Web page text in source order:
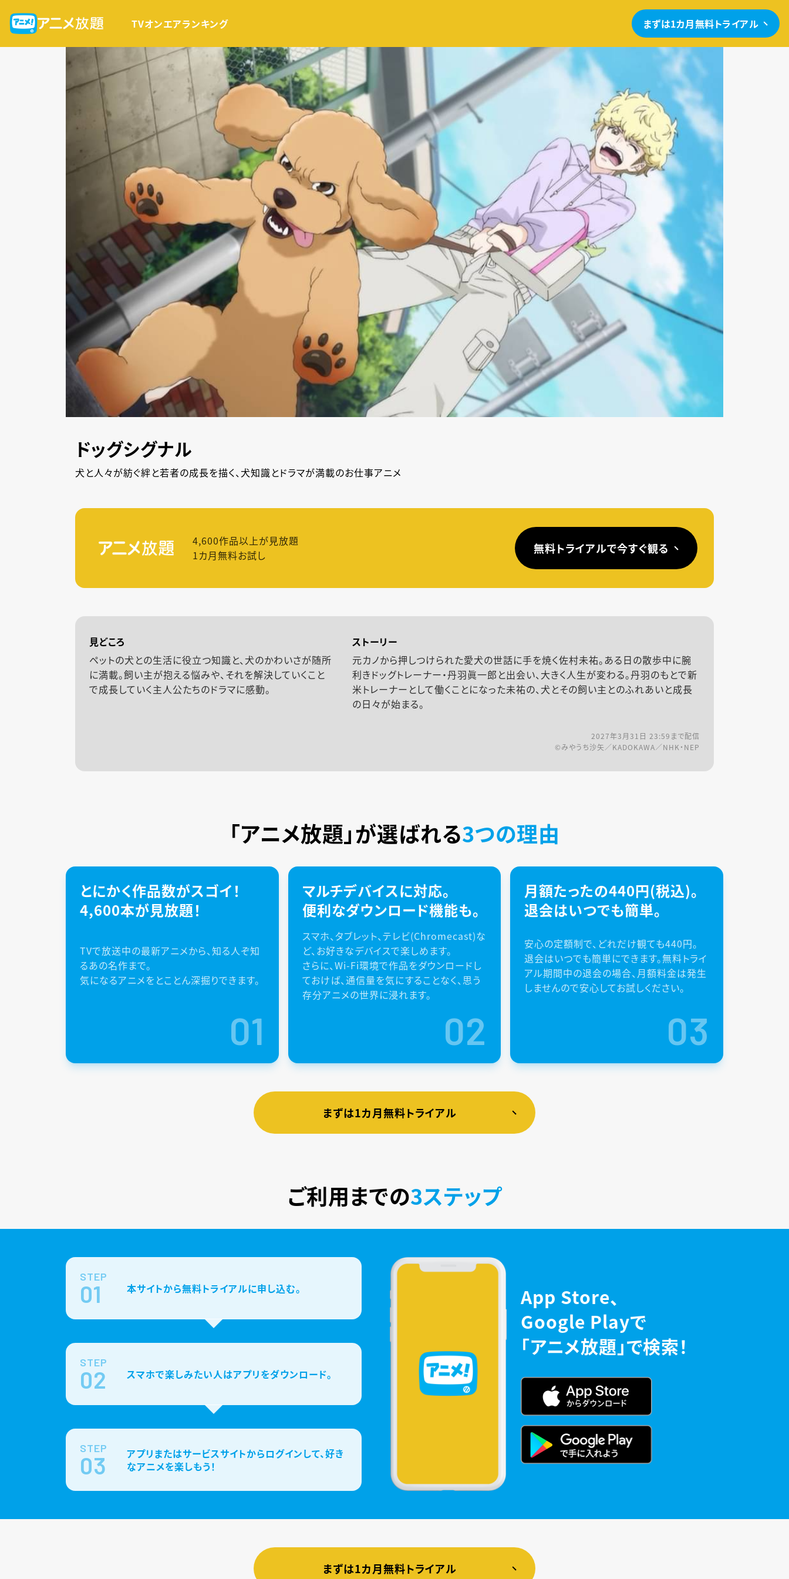
TVオンエアランキング まずは1カ月無料トライアル
ドッグシグナル
犬と人々が紡ぐ絆と若者の成長を描く、犬知識とドラマが満載のお仕事アニメ
4,600作品以上が見放題
1カ月無料お試し
無料トライアルで今すぐ観る
見どころ
ペットの犬との生活に役立つ知識と、犬のかわいさが随所
に満載。飼い主が抱える悩みや、それを解決していくこと
で成長していく主人公たちのドラマに感動。
ストーリー
元カノから押しつけられた愛犬の世話に手を焼く佐村未祐。ある日の散歩中に腕
利きドッグトレーナー・丹羽眞一郎と出会い、大きく人生が変わる。丹羽のもとで新
米トレーナーとして働くことになった未祐の、犬とその飼い主とのふれあいと成長
の日々が始まる。
2027年3月31日 23:59 まで配信
©みやうち沙矢／KADOKAWA／NHK・NEP
「アニメ放題」が選ばれる3つの理由
とにかく作品数がスゴイ！
4,600本が見放題！
TVで放送中の最新アニメから、知る人ぞ知
るあの名作まで。
気になるアニメをとことん深掘りできます。
01
マルチデバイスに対応。
便利なダウンロード機能も。
スマホ、タブレット、テレビ(Chromecast)な
ど、お好きなデバイスで楽しめます。
さらに、Wi-Fi環境で作品をダウンロードし
ておけば、通信量を気にすることなく、思う
存分アニメの世界に浸れます。
02
月額たったの440円(税込)。
退会はいつでも簡単。
安心の定額制で、どれだけ観ても440円。
退会はいつでも簡単にできます。無料トライ
アル期間中の退会の場合、月額料金は発生
しませんので安心してお試しください。
03
まずは1カ月無料トライアル
ご利用までの3ステップ
STEP
01 本サイトから無料トライアルに申し込む。
STEP
02 スマホで楽しみたい人はアプリをダウンロード。
STEP
03
アプリまたはサービスサイトからログインして、好き
なアニメを楽しもう！
App Store、
Google Playで
「アニメ放題」で検索！
まずは1カ月無料トライアル